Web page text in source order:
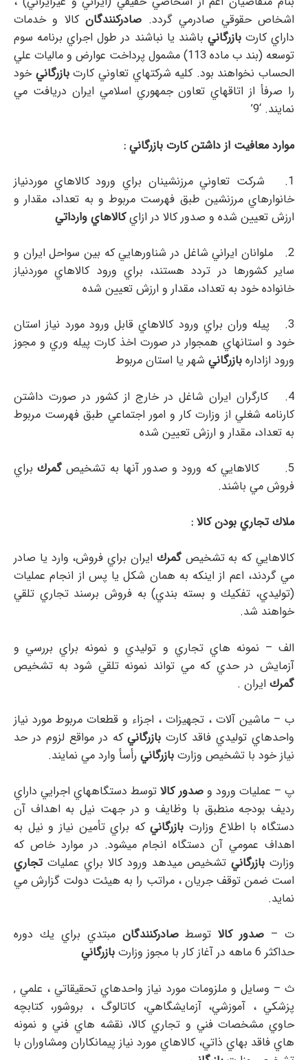
اشخاص حقوقي صادرمي گردد. صادركنندگانكالا و خدمات
داراي كارت بازرگاني باشند يا نباشند در طول اجراي برنامه سوم
توسعه (بند ب ماده 113) مشمول پرداخت عوارض و ماليات علي
الحساب نخواهند بود. كليه شركتهاي تعاوني كارتبازرگانيخود
را صرفأ از اتاقهاي تعاون جمهوري اسلامي ايران دريافت مي
نمايند. ‘9’
موارد معافيت از داشتن كارت بازرگاني :
1. شركت تعاوني مرزنشينان براي ورود كالاهاي موردنياز
خانوارهاي مرزنشين طبق فهرست مربوط و به تعداد، مقدار و
ارزش تعيين شده و صدور كالا در ازايكالاهاي وارداتي
2. ملوانان ايراني شاغل در شناورهايي كه بين سواحل ايران و
ساير كشورها در تردد هستند، براي ورود كالاهاي موردنياز
خانواده خود به تعداد، مقدار و ارزش تعيين شده
3. پيله وران براي ورود كالاهاي قابل ورود مورد نياز استان
خود و استانهاي همجوار در صورت اخذ كارت پيله وري و مجوز
ورود ازادارهبازرگاني شهر يا استان مربوط
4. كارگران ايران شاغل در خارج از كشور در صورت داشتن
كارنامه شغلي از وزارت كار و امور اجتماعي طبق فهرست مربوط
به تعداد، مقدار و ارزش تعيين شده
5. كالاهايي كه ورود و صدور آنها به تشخيص گمركبراي
فروش مي باشند.
ملاك تجاري بودن كالا :
كالاهايي كه به تشخيصگمرك ايران براي فروش، وارد يا صادر
مي گردند، اعم از اينكه به همان شكل يا پس از انجام عمليات
(توليدي، تفكيك و بسته بندي) به فروش برسند تجاري تلقي
خواهند شد.
الف – نمونه هاي تجاري و توليدي و نمونه براي بررسي و
آزمايش در حدي كه مي تواند نمونه تلقي شود به تشخيص
گمرك ايران .
ب – ماشين آلات ، تجهيزات ، اجزاء و قطعات مربوط مورد نياز
واحدهاي توليدي فاقد كارت بازرگانيكه در مواقع لزوم در حد
نياز خود با تشخيص وزارتبازرگاني رأسأ وارد مي نمايند.
پ – عمليات ورود وصدور كالاتوسط دستگاههاي اجرايي داراي
رديف بودجه منطبق با وظايف و در جهت نيل به اهداف آن
دستگاه با اطلاع وزارت بازرگانيكه براي تأمين نياز و نيل به
اهداف عمومي آن دستگاه انجام ميشود. در موارد خاص كه
وزارت بازرگاني تشخيص ميدهد ورود كالا براي عمليات تجاري
است ضمن توقف جريان ، مراتب را به هيئت دولت گزارش مي
نمايد.
ت – صدور كالاتوسطصادركنندگان مبتدي براي يك دوره
حداكثر 6 ماهه در آغاز كار با مجوز وزارت
بازرگاني
ث – وسايل و ملزومات مورد نياز واحدهاي تحقيقاتي ، علمي ,
پزشكي ، آموزشي،‌ آزمايشگاهي، كاتالوگ ، بروشور، كتابچه
حاوي مشخصات فني و تجاري كالا، نقشه هاي فني و نمونه
هاي فاقد بهاي ذاتي، كالاهاي مورد نياز پيمانكاران ومشاوران با